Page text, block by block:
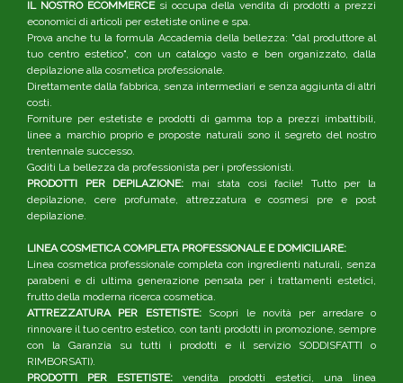
IL NOSTRO ECOMMERCEsi occupa della vendita di prodotti a prezzi
economici di articoli per estetiste online e spa.
Prova anche tu la formula Accademia della bellezza: "dal produttore al
tuo centro estetico", con un catalogo vasto e ben organizzato, dalla
depilazione alla cosmetica professionale.
Direttamente dalla fabbrica, senza intermediari e senza aggiunta di altri
costi.
Forniture per estetiste e prodotti di gamma top a prezzi imbattibili,
linee a marchio proprio e proposte naturali sono il segreto del nostro
trentennale successo.
Goditi La bellezza da professionista per i professionisti.
PRODOTTI PER DEPILAZIONE: mai stata così facile! Tutto per la
depilazione, cere profumate, attrezzatura e cosmesi pre e post
depilazione.
LINEA COSMETICA COMPLETA PROFESSIONALE E DOMICILIARE:
Linea cosmetica professionale completa con ingredienti naturali, senza
parabeni e di ultima generazione pensata per i trattamenti estetici,
frutto della moderna ricerca cosmetica.
ATTREZZATURA PER ESTETISTE:Scopri le novità per arredare o
rinnovare il tuo centro estetico, con tanti prodotti in promozione, sempre
con la Garanzia su tutti i prodotti e il servizio SODDISFATTI o
RIMBORSATI).
PRODOTTI PER ESTETISTE: vendita prodotti estetici, una linea